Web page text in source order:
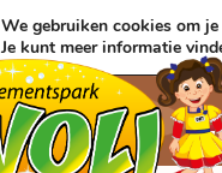
We gebruiken cookies om
Je kunt meer informatie